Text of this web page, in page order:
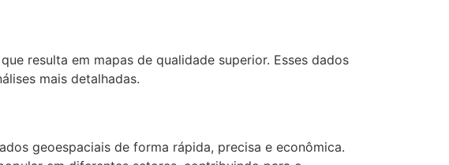
resulta em mapas de qualidade superior. Esses dados
mais detalhadas.
geoespaciais de forma rápida, precisa e econômica.